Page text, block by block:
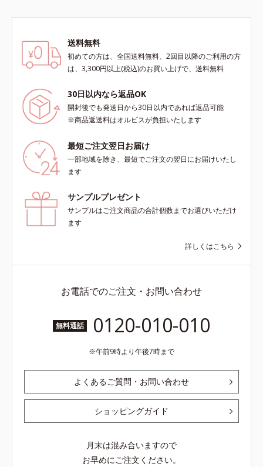
送料無料
初めての方は、全国送料無料、2回目以降のご利用の方
は、3,300円以上(税込)のお買い上げで、送料無料
30日以内なら返品OK
開封後でも発送日から30日以内であれば返品可能
※商品返送料はオルビスが負担いたします
最短ご注文翌日お届け
一部地域を除き、最短でご注文の翌日にお届けいたし
ます
サンプルプレゼント
サンプルはご注文商品の合計個数までお選びいただけ
ます
詳しくはこちら
お電話でのご注文・お問い合わせ
無料通話 0120-010-010
午前9時より午後7時まで
よくあるご質問・お問い合わせ
ショッピングガイド
月末は混み合いますので
お早めにご注文ください。